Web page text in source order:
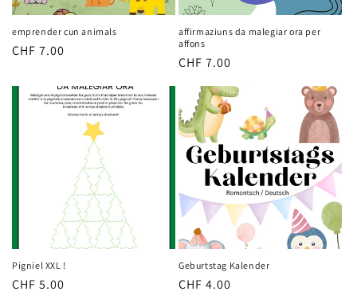
emprender cun animals
Normaler
CHF 7.00
affirmaziuns da malegiar ora per
affons
Normaler
CHF 7.00
Pigniel XXL !
Normaler
CHF 5.00
Geburtstag Kalender
Normaler
CHF 4.00